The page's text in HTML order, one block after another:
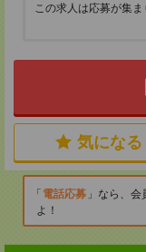
この求人は応募が集
気になる
電話応募
なら、会
よ！